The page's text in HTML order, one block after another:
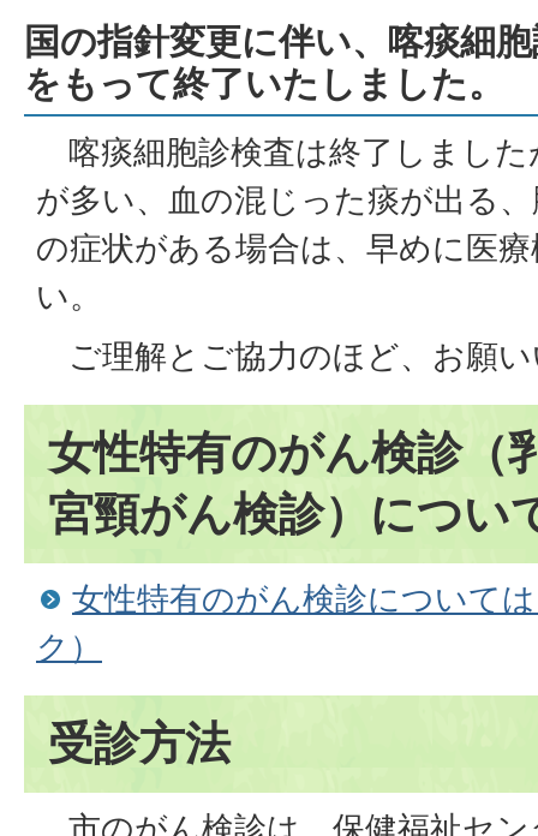
国の指針変更に伴い、喀痰細
をもって終了いたしました。
喀痰細胞診検査は終了しました
が多い、血の混じった痰が出る
の症状がある場合は、早めに医
い。
ご理解とご協力のほど、お願
女性特有のがん検診（
宮頸がん検診）につい
女性特有のがん検診について
ク）
受診方法
市のがん検診は、保健福祉セ